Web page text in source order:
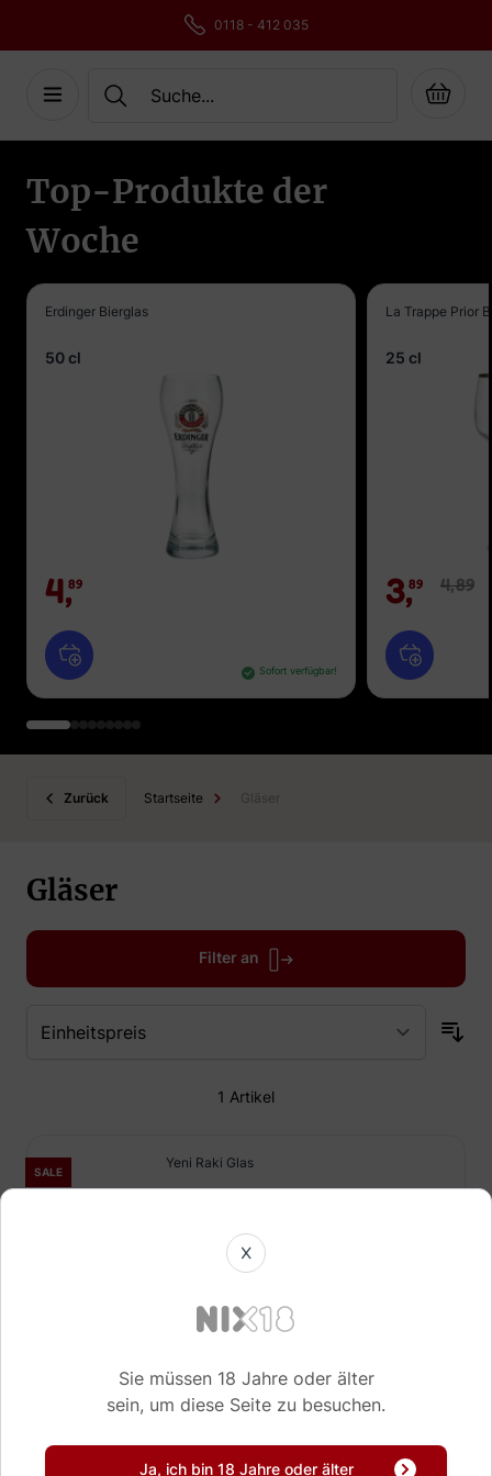
0118 - 412 035
Cart
Top-Produkte der
Woche
Erdinger Bierglas
50 cl
4,89
Sofort verfügbar!
La Trappe Prior
25 cl
3,89 4,89
Zurück Startseite Gläser
Gläser
Filter an
1 Artikel
SALE
Yeni Raki Glas
3, 89
X
Sie müssen 18 Jahre oder älter
sein, um diese Seite zu besuchen.
Ja, ich bin 18 Jahre oder älter